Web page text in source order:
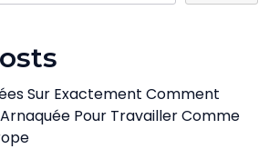
Sur Exactement Comment
Pour Travailler Comme